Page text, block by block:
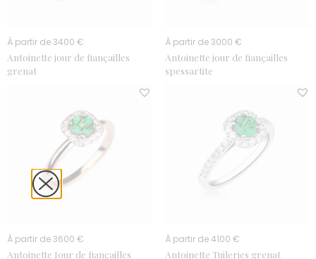
Antoinette jour de fiançailles
grenat
À partir de 3400 €
Antoinette jour de fiançailles
spessartite
À partir de 3000 €
Antoinette Jour de fiançailles
À partir de 3600 €
Antoinette Tuileries grenat
À partir de 4100 €